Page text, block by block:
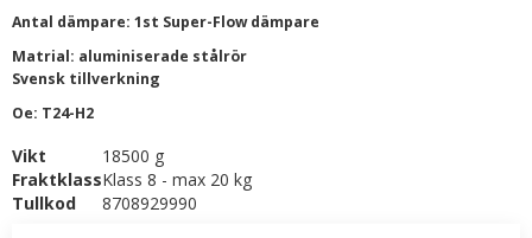
Antal dämpare: 1st Super-Flow dämpare
Matrial: aluminiserade stålrör
Svensk tillverkning
Oe: T24-H2
Vikt
18500 g
FraktklassKlass 8 - max 20 kg
Tullkod
8708929990